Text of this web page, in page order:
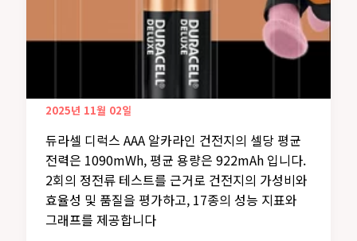
2025년 11월 02일
듀라셀 디럭스 AAA 알카라인 건전지의 셀당 평균
전력은 1090mWh, 평균 용량은 922mAh 입니다.
2회의 정전류 테스트를 근거로 건전지의 가성비와
효율성 및 품질을 평가하고, 17종의 성능 지표와
그래프를 제공합니다